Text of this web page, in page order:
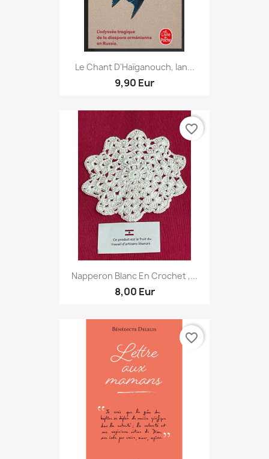
Le Chant D'Haïganouch, Ian...
9,90 Eur
Napperon Blanc En Crochet ,...
8,00 Eur
favorite_border
favorite_border